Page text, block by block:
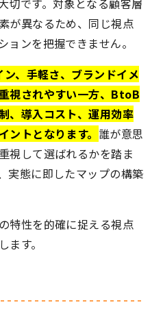
が異なるため、同じ視点
ョンを把握できません。
、手軽さ、ブランドイメ
視されやすい一方、BtoB
、導入コスト、運用効率
ントとなります。 誰が意思
視して選ばれるかを踏ま
実態に即したマップの構築
特性を的確に捉える視点
す。